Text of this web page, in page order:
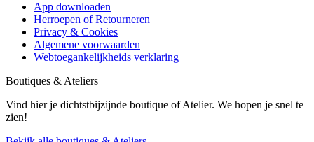
App downloaden
Herroepen of Retourneren
Privacy & Cookies
Algemene voorwaarden
Webtoegankelijkheids verklaring
Boutiques & Ateliers
Vind hier je dichtstbijzijnde boutique of Atelier. We hopen je snel te
zien!